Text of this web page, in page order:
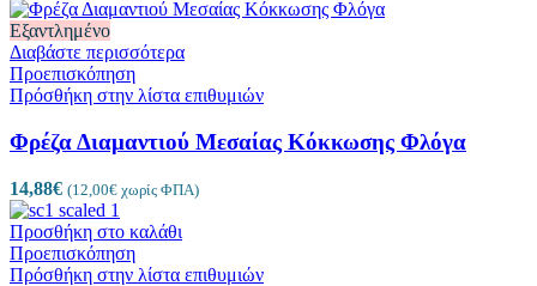
Εξαντλημένο
Διαβάστε περισσότερα
Προεπισκόπηση
Πρόσθήκη στην λίστα επιθυμιών
Φρέζα Διαμαντιού Μεσαίας Κόκκωσης Φλόγα
14,88€ (12,00€ χωρίς ΦΠΑ)
Προσθήκη στο καλάθι
Προεπισκόπηση
Πρόσθήκη στην λίστα επιθυμιών